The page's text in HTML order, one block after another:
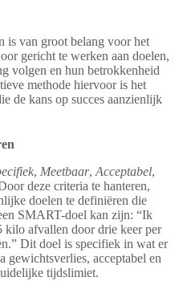
is van groot belang voor het
gericht te werken aan doelen,
volgen en hun betrokkenheid
methode hiervoor is het
de kans op succes aanzienlijk
, Meetbaar, Acceptabel,
deze criteria te hanteren,
doelen te definiëren die
SMART-doel kan zijn: “Ik
kilo afvallen door drie keer per
Dit doel is specifiek in wat er
gewichtsverlies, acceptabel en
tijdslimiet.